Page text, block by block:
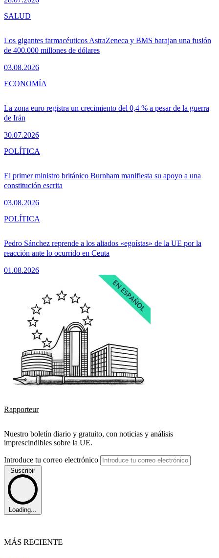
Los gigantes farmacéuticos AstraZeneca y BMS barajan una fusión
de 400.000 millones de dólares
03.08.2026
SALUD
La zona euro registra un crecimiento del 0,4 % a pesar de la guerra
de Irán
30.07.2026
ECONOMÍA
El primer ministro británico Burnham manifiesta su apoyo a una
constitución escrita
03.08.2026
POLÍTICA
Pedro Sánchez reprende a los aliados «egoístas» de la UE por la
reacción ante lo ocurrido en Ceuta
01.08.2026
POLÍTICA
Rapporteur
Nuestro boletín diario y gratuito, con noticias y análisis
imprescindibles sobre la UE.
Introduce tu correo electrónico
Suscribir
Loading...
MÁS RECIENTE